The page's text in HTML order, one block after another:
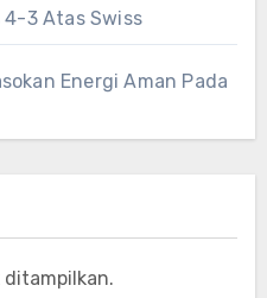
4-3 Atas Swiss
Energi Aman Pada